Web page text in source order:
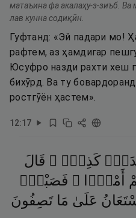
матаъина фа акалаҳу-з-зиъб.
лав кунна содиқӣн.
Гуфтанд: «Эй падари мо!
рафтем, аз ҳамдигар
Юсуфро назди рахти хеш
бихӯрд. Ва ту
ростгӯён ҳастем».
12:17
كَذِبٍۢ ۚ قَالَ
أَمْرًۭا ۖ فَصَبْرٌۭ
عَلَىٰ مَا تَصِفُونَ